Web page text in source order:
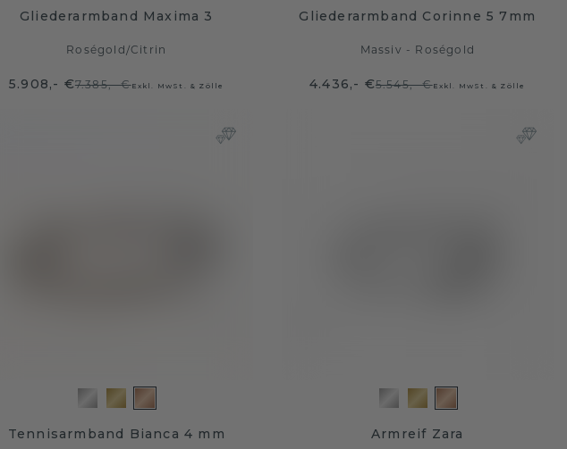
Gliederarmband Maxima 3
Roségold /Citrin
5.908,- €7.385,- €Exkl. MwSt. & Zölle
Gliederarmband Corinne 5 7mm
Massiv - Roségold
4.436,- €5.545,- €Exkl. MwSt. & Zölle
Tennisarmband Bianca 4 mm Armreif Zara